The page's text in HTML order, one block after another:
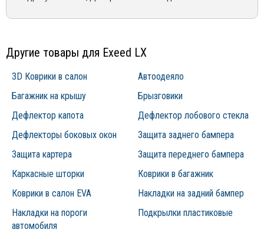
которые обладают чрезвычайно высокой
теплопроводность была максимально низкой, а также
присутствовали электроизоляционные
характеристики, гарантирующие предупреждение
необходимо при резких перепадах температур от -40
(окружающая среда) до +100 (предельная температура
возгорания, используемые ткань, нитки и утеплитель
обязаны выдерживать данный интервал температур.
Утеплитель для двигателя используется в условиях
функциональности и качестве на протяжении всего
срока эксплуатации.
Другие товары для Exeed LX
3D Коврики в салон
Автоодеяло
Багажник на крышу
Брызговики
Дефлектор капота
Дефлектор лобового стекла
Дефлекторы боковых окон
Защита заднего бампера
Защита картера
Защита переднего бампера
Каркасные шторки
Коврики в багажник
Коврики в салон EVA
Накладки на задний бампер
Накладки на пороги
автомобиля
Подкрылки пластиковые